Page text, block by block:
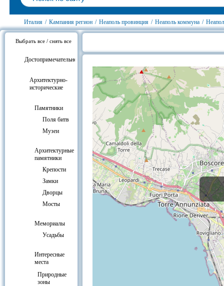
Италия / Кампания регион / Неаполь провинция / Неаполь коммуна /
Выбрать все / снять все
Достопримечательности
Архитектурно-
исторические
Памятники
Поля битв
Музеи
Архитектурные
памятники
Крепости
Замки
Дворцы
Мосты
Мемориалы
Усадьбы
Интересные
места
Природные
зоны